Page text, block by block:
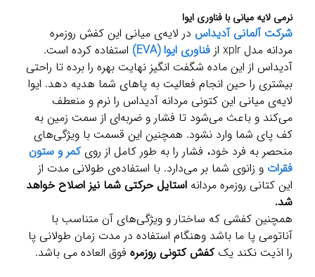
نرمی لایه میانی با فناوری ایوا
شرکت آلمانی آدیداس در لایه‌ی میانی این کفش روزمره
مردانه مدل xplr از
فناوری ایوا (EVA)
استفاده کرده است.
آدیداس از این ماده شگفت انگیز نهایت بهره را برده تا راحتی
بیشتری را حین انجام فعالیت به پاهای شما هدیه دهد. ایوا
لایه‌ی میانی این کتونی مردانه آدیداس را نرم و منعطف
می‌کند و باعث می‌شود تا فشار و ضربه‌ای از سمت زمین به
کف پای شما وارد نشود. همچنین این قسمت با ویژگی‌های
منحصر به فرد خود، فشار را به طور کامل از رویکمر و ستون
فقرات و زانوی شما بر می‌دارد. با استفاده‌ی طولانی مدت از
این کتانی روزمره مردانه استایل حرکتی شما نیز اصلاح خواهد
شد.
همچنین کفشی که ساختار و ویژگی‌های آن متناسب با
آناتومی پا ما باشد وهنگام استفاده در مدت زمان طولانی پا
را اذیت نکند یککفش کتونی روزمره فوق العاده می باشد.